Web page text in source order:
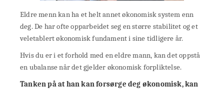
Eldre menn kan ha et helt annet økonomisk system enn
deg. De har ofte opparbeidet seg en større stabilitet og et
veletablert økonomisk fundament i sine tidligere år.
Hvis du er i et forhold med en eldre mann, kan det oppstå
en ubalanse når det gjelder økonomisk forpliktelse.
Tanken på at han kan forsørge deg økonomisk, kan